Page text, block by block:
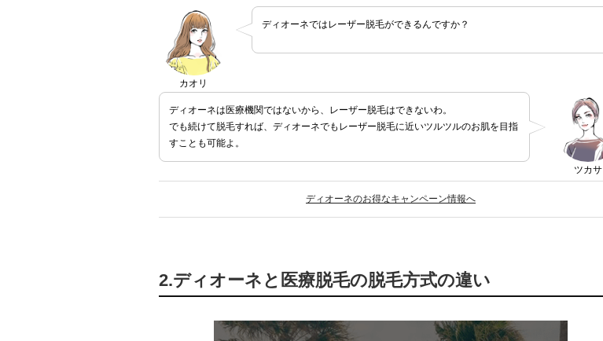
カオリ
ディオーネではレーザー脱毛ができるんですか？
ツカサ
ディオーネは医療機関ではないから、レーザー脱毛はできないわ。
でも続けて脱毛すれば、ディオーネでもレーザー脱毛に近いツルツルのお肌を目指
すことも可能よ。
ディオーネのお得なキャンペーン情報へ
2.ディオーネと医療脱毛の脱毛方式の違い